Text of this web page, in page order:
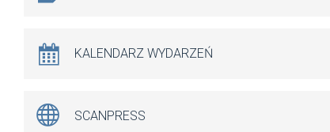
KALENDARZ WYDARZEŃ
SCANPRESS